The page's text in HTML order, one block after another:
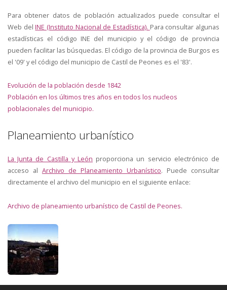
Para obtener datos de población actualizados puede consultar el
Web delINE (Instituto Nacional de Estadística). Para consultar algunas
estadísticas el código INE del municipio y el código de provincia
pueden facilitar las búsquedas. El código de la provincia de Burgos es
el '09' y el código del municipio de Castil de Peones es el '83'.
Evolución de la población desde 1842
Población en los últimos tres años en todos los nucleos
poblacionales del municipio.
Planeamiento urbanístico
La Junta de Castilla y León proporciona un servicio electrónico de
acceso al Archivo de Planeamiento Urbanístico. Puede consultar
directamente el archivo del municipio en el siguiente enlace:
Archivo de planeamiento urbanístico de Castil de Peones.